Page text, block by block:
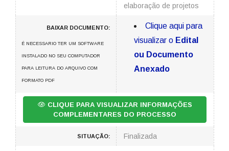
elaboração de projetos
BAIXAR DOCUMENTO:
É NECESSARIO TER UM SOFTWARE
INSTALADO NO SEU COMPUTADOR
PARA LEITURA DO ARQUIVO COM
FORMATO PDF
Clique aqui para
visualizar o Edital
ou Documento
Anexado
CLIQUE PARA VISUALIZAR INFORMAÇÕES
COMPLEMENTARES DO PROCESSO
SITUAÇÃO: Finalizada